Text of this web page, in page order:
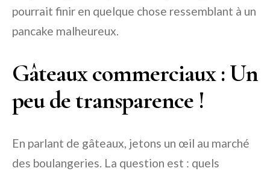
pourrait finir en quelque chose ressemblant à un
pancake malheureux.
Gâteaux commerciaux : Un
peu de transparence !
En parlant de gâteaux, jetons un œil au marché
des boulangeries. La question est : quels